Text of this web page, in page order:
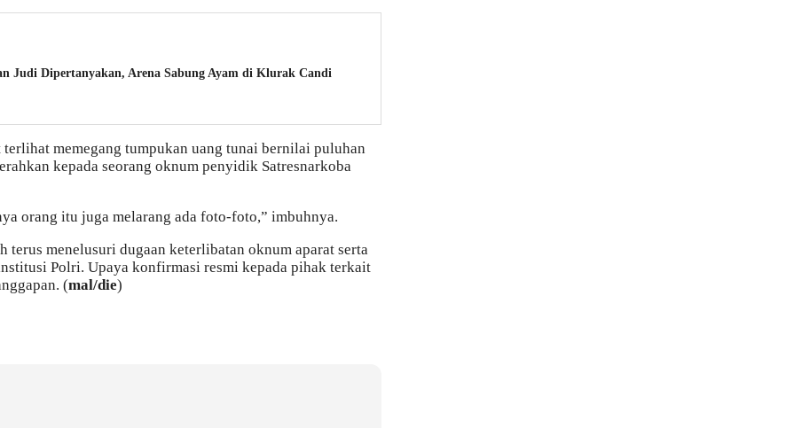
Judi Dipertanyakan, Arena Sabung Ayam di Klurak Candi
memegang tumpukan uang tunai bernilai puluhan
kepada seorang oknum penyidik Satresnarkoba
orang itu juga melarang ada foto-foto,” imbuhnya.
menelusuri dugaan keterlibatan oknum aparat serta
Polri. Upaya konfirmasi resmi kepada pihak terkait
(mal/die)